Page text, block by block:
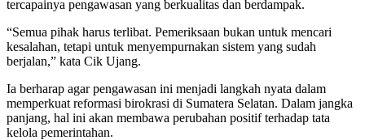
tercapainya pengawasan yang berkualitas dan berdampak.
“Semua pihak harus terlibat. Pemeriksaan bukan untuk mencari
kesalahan, tetapi untuk menyempurnakan sistem yang sudah
berjalan,” kata Cik Ujang.
Ia berharap agar pengawasan ini menjadi langkah nyata dalam
memperkuat reformasi birokrasi di Sumatera Selatan. Dalam jangka
panjang, hal ini akan membawa perubahan positif terhadap tata
kelola pemerintahan.